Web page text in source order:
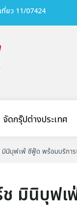
ยว 11/07424
จัดกรุ๊ปต่างประเทศ
มินิบุฟเฟ่ ซีฟู้ด พร้อมบริก
ช มินิบุฟ